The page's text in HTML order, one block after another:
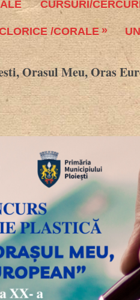
CURSURI/
/CORALE
Orasul Meu, Oras